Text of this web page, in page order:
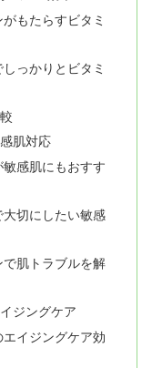
もたらすビタミ
っかりとビタミ
肌対応
感肌にもおすす
切にしたい敏感
肌トラブルを解
ジングケア
イジングケア効